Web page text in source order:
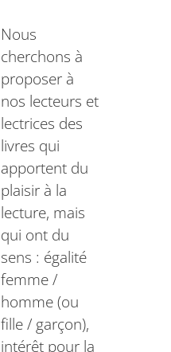
Nous
cherchons à
proposer à
nos lecteurs et
lectrices des
livres qui
apportent du
plaisir à la
lecture, mais
qui ont du
sens : égalité
femme /
homme (ou
fille / garçon),
intérêt pour la